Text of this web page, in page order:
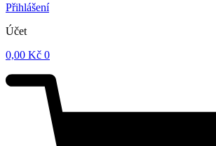
Přihlášení
Účet
0,00 Kč 0